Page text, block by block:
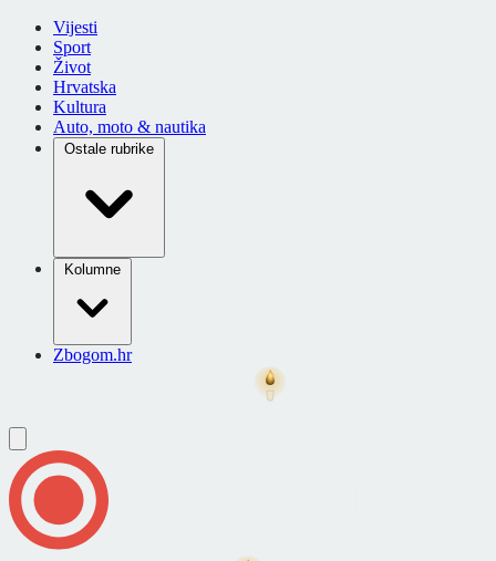
Vijesti
Sport
Život
Hrvatska
Kultura
Auto, moto & nautika
Ostale rubrike
Kolumne
Zbogom.hr